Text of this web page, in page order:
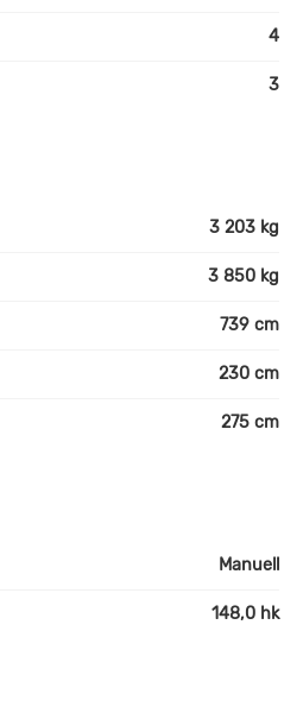
4
3
3 203 kg
3 850 kg
739 cm
230 cm
275 cm
Manuell
148,0 hk